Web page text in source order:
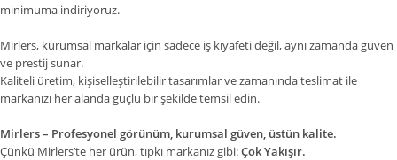
minimuma indiriyoruz.
Mirlers, kurumsal markalar için sadece iş kıyafeti değil, aynı zamanda güven
ve prestij sunar.
Kaliteli üretim, kişiselleştirilebilir tasarımlar ve zamanında teslimat ile
markanızı her alanda güçlü bir şekilde temsil edin.
Mirlers – Profesyonel görünüm, kurumsal güven, üstün kalite.
Çünkü Mirlers’te her ürün, tıpkı markanız gibi:Çok Yakışır.